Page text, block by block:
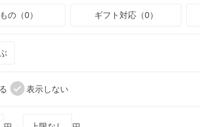
の（0） ギフト対応（0）
表示しない